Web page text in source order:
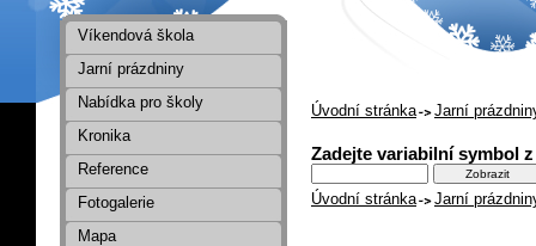
Víkendová škola
Jarní prázdniny
Nabídka pro školy
Kronika
Reference
Fotogalerie
Mapa
Úvodní stránka Jarní
Zadejte variabilní symbol
Úvodní stránka Jarní